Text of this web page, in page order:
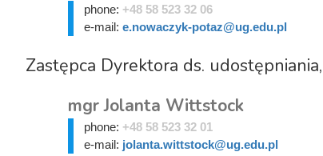
phone: +48 58 523 32 06
e-mail: e.nowaczyk-potaz@ug.edu.pl
Zastępca Dyrektora ds.
mgr Jolanta Wittstock
phone: +48 58 523 32 01
e-mail: jolanta.wittstock@ug.edu.pl